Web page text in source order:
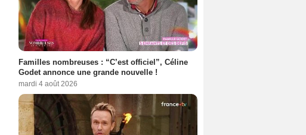
Familles nombreuses : “C’est officiel”, Céline
Godet annonce une grande nouvelle !
mardi 4 août 2026